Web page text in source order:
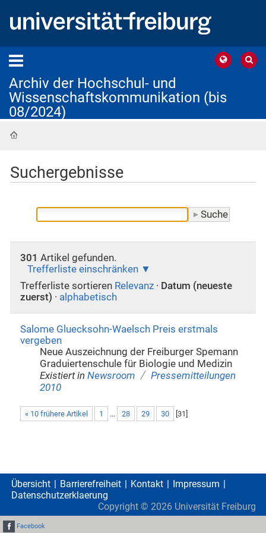
Archiv der Hochschul- und
Wissenschaftskommunikation (bis
08/2024)
Suchergebnisse
301 Artikel gefunden.
Trefferliste einschränken
Trefferliste sortieren Relevanz · Datum (neueste
zuerst) · alphabetisch
Salome Gluecksohn-Waelsch Preis erstmals
vergeben
Neue Auszeichnung der Freiburger Spemann
Graduiertenschule für Biologie und Medizin
Existiert in Newsroom / Pressemitteilungen
2010
« 10 frühere Artikel 1 ... 28 29 30 31
Übersicht Barrierefreiheit Kontakt
Impressum
Datenschutzerklaerung
Copyright © 2026 Universität Freiburg
Facebook